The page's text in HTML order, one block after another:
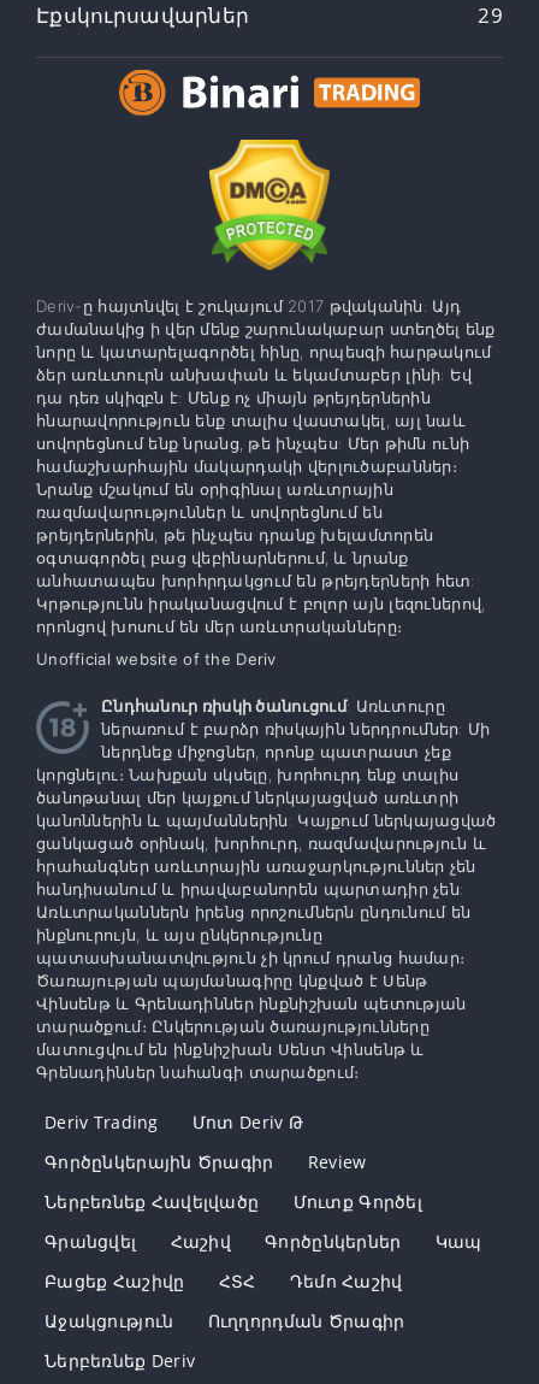
Էքսկուրսավարներ 29
Deriv-ը հայտնվել է շուկայում 2017 թվականին: Այդ
ժամանակից ի վեր մենք շարունակաբար ստեղծել ենք
նորը և կատարելագործել հինը, որպեսզի հարթակում
ձեր առևտուրն անխափան և եկամտաբեր լինի: Եվ
դա դեռ սկիզբն է: Մենք ոչ միայն թրեյդերներին
հնարավորություն ենք տալիս վաստակել, այլ նաև
սովորեցնում ենք նրանց, թե ինչպես: Մեր թիմն ունի
համաշխարհային մակարդակի վերլուծաբաններ։
Նրանք մշակում են օրիգինալ առևտրային
ռազմավարություններ և սովորեցնում են
թրեյդերներին, թե ինչպես դրանք խելամտորեն
օգտագործել բաց վեբինարներում, և նրանք
անհատապես խորհրդակցում են թրեյդերների հետ:
Կրթությունն իրականացվում է բոլոր այն լեզուներով,
որոնցով խոսում են մեր առևտրականները։
Unofficial website of the Deriv
Ընդհանուր ռիսկի ծանուցում: Առևտուրը
ներառում է բարձր ռիսկային ներդրումներ: Մի
ներդնեք միջոցներ, որոնք պատրաստ չեք
կորցնելու։ Նախքան սկսելը, խորհուրդ ենք տալիս
ծանոթանալ մեր կայքում ներկայացված առևտրի
կանոններին և պայմաններին: Կայքում ներկայացված
ցանկացած օրինակ, խորհուրդ, ռազմավարություն և
հրահանգներ առևտրային առաջարկություններ չեն
հանդիսանում և իրավաբանորեն պարտադիր չեն:
Առևտրականներն իրենց որոշումներն ընդունում են
ինքնուրույն, և այս ընկերությունը
պատասխանատվություն չի կրում դրանց համար։
Ծառայության պայմանագիրը կնքված է Սենթ
Վինսենթ և Գրենադիններ ինքնիշխան պետության
տարածքում։ Ընկերության ծառայությունները
մատուցվում են ինքնիշխան Սենտ Վինսենթ և
Գրենադիններ նահանգի տարածքում։
Deriv Trading
Մոտ Deriv Թ
Գործընկերային Ծրագիր
Review
Ներբեռնեք Հավելվածը
Մուտք Գործել
Գրանցվել
Հաշիվ Գործընկերներ
Կապ
Բացեք Հաշիվը
ՀՏՀ
Դեմո Հաշիվ
Աջակցություն
Ուղղորդման Ծրագիր
Ներբեռնեք Deriv